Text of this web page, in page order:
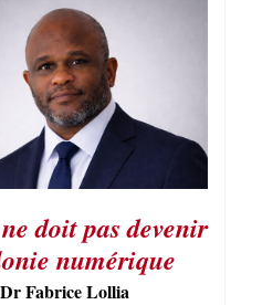
doit pas devenir
numérique
Fabrice Lollia